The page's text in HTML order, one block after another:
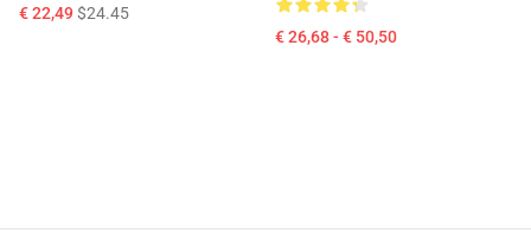
€ 22,49$24.45
€ 26,68 - € 50,50